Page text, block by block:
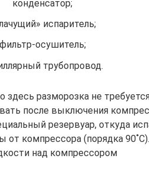
конденсатор;
испаритель;
осушитель;
трубопровод.
разморозка не
после выключения
резервуар, откуда
компрессора (порядка
над компрессором